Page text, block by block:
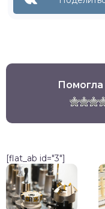
Помогла
[flat_ab id="3"]